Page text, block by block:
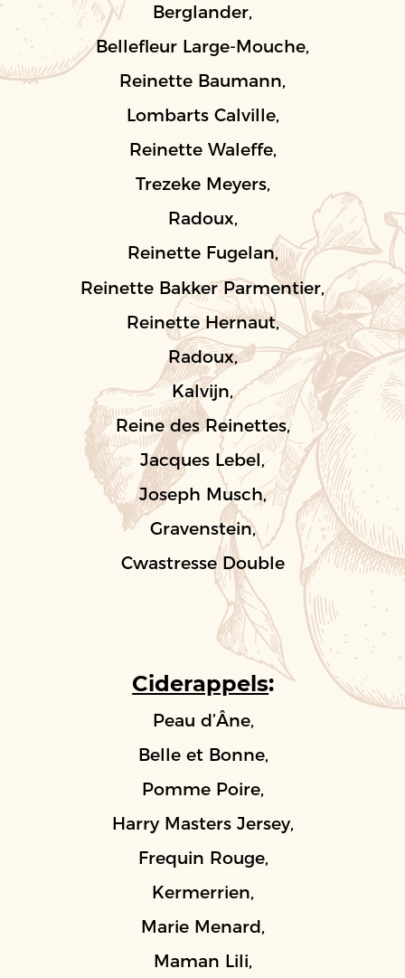
Ciderappels:
Peau d’Âne,
Belle et Bonne,
Pomme Poire,
Harry Masters Jersey,
Frequin Rouge,
Kermerrien,
Marie Menard,
Maman Lili,
Berglander,
Bellefleur Large-Mouche,
Reinette Baumann,
Lombarts Calville,
Reinette Waleffe,
Trezeke Meyers,
Radoux,
Reinette Fugelan,
Reinette Bakker Parmentier,
Reinette Hernaut,
Radoux,
Kalvijn,
Reine des Reinettes,
Jacques Lebel,
Joseph Musch,
Gravenstein,
Cwastresse Double